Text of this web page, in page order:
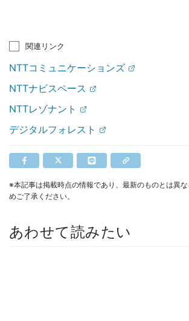
関連リンク
NTTコミュニケーションズ
NTTナビスペース
NTTレゾナント
デジタルフォレスト
※本記事は掲載時点の情報であり、最新のものとは異
めご了承ください。
あわせて読みたい